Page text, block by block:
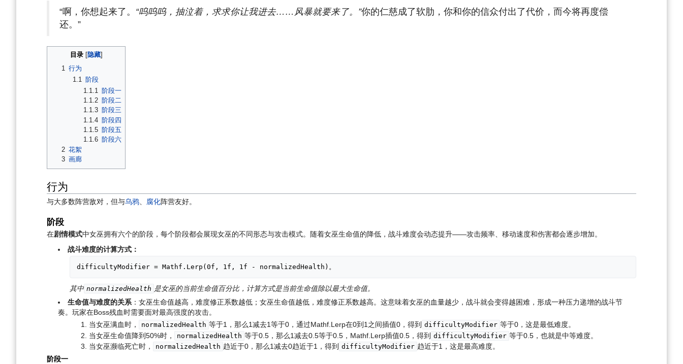
“啊，你想起来了。 “呜呜呜，抽泣着，求求你让我进去……风暴就要来了。”你的仁慈成了软肋，你和你的信众付出了代价，而今将再度偿
还。”
目录
1
行为
1.1 阶段
1.1.1 阶段一
1.1.2 阶段二
1.1.3 阶段三
1.1.4 阶段四
1.1.5 阶段五
1.1.6 阶段六
2 花絮
3 画廊
行为
与大多数阵营敌对，但与乌鸦 腐化阵营友好。
阶段
在剧情模式中女巫拥有六个的阶段，每个阶段都会展现女巫的不同形态与攻击模式。随着女巫生命值的降低，战斗难度会动态提升——攻击频率、移动速度和伤害都会逐步增加。
战斗难度的计算方式：
difficultyModifier = Mathf.Lerp(0f, 1f, 1f - normalizedHealth)。
其中 normalizedHealth 是女巫的当前生命值百分比，计算方式是当前生命值除以最大生命值。
生命值与难度的关系 ：女巫生命值越高，难度修正系数越低；女巫生命值越低，难度修正系数越高。这意味着女巫的血量越少，战斗就会变得越困难，形成一种压力递增的战斗节
奏。玩家在Boss残血时需要面对最高强度的攻击。
当女巫满血时，
normalizedHealth 等于1，那么1减去1等于0，通过Mathf.Lerp在0到1之间插值0，得到 difficultyModifier 等于0，这是最低难度。
当女巫生命值降到50%时，
normalizedHealth 等于0.5，那么1减去0.5等于0.5，Mathf.Lerp插值0.5，得到 difficultyModifier 等于0.5，也就是中等难度。
当女巫濒临死亡时，
normalizedHealth 趋近于0，那么1减去0趋近于1，得到 difficultyModifier 趋近于1，这是最高难度。
阶段一